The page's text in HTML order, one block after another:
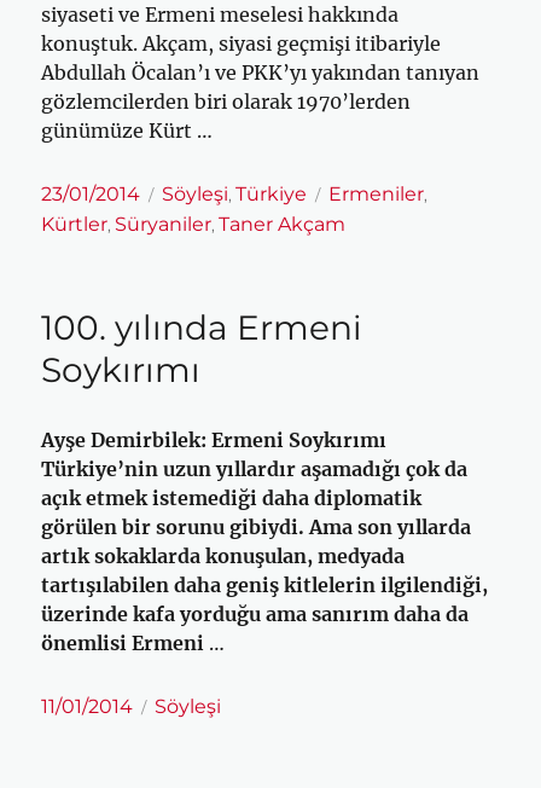
siyaseti ve Ermeni meselesi hakkında
konuştuk. Akçam, siyasi geçmişi itibariyle
Abdullah Öcalan’ı ve PKK’yı yakından tanıyan
gözlemcilerden biri olarak 1970’lerden
günümüze Kürt …
Yayın
tarihi
23/01/2014 Kategoriler
Söyleşi,Türkiye Etiketler
Ermeniler,
Kürtler, Süryaniler,Taner Akçam
100. yılında Ermeni
Soykırımı
Ayşe Demirbilek: Ermeni Soykırımı
Türkiye’nin uzun yıllardır aşamadığı çok da
açık etmek istemediği daha diplomatik
görülen bir sorunu gibiydi. Ama son yıllarda
artık sokaklarda konuşulan, medyada
tartışılabilen daha geniş kitlelerin ilgilendiği,
üzerinde kafa yorduğu ama sanırım daha da
önemlisi Ermeni …
Yayın
11/01/2014 Kategoriler
Söyleşi